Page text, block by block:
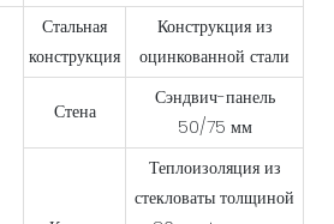
Стальная
конструкция
Конструкция из
оцинкованной стали
Стена
Сэндвич-панель
50/75 мм
Теплоизоляция из
стекловаты толщиной